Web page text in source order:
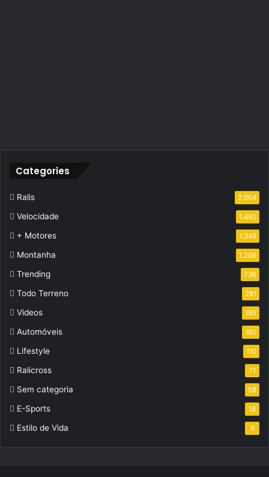
Categories
Ralis 2.004
Velocidade 1.492
+ Motores 1.344
Montanha 1.206
Trending 736
Todo Terreno 281
Videos 195
Automóveis 180
Lifestyle 110
Ralicross 71
Sem categoria 58
E-Sports 18
Estilo de Vida 8